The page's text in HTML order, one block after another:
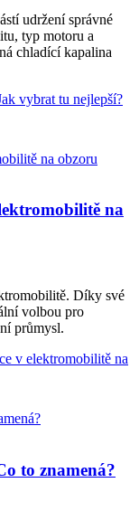
udržení správné
typ motoru a
chladící kapalina
vybrat tu nejlepší?
na
Díky své
volbou pro
průmysl.
v elektromobilitě na
to znamená?